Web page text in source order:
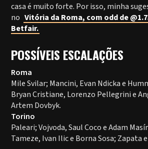
casa é muito forte. Por isso, minha
no Vitória da Roma, com odd de
Betfair.
POSSÍVEIS ESCALAÇÕES
Roma
Mile Svilar; Mancini, Evan Ndicka e
Bryan Cristiane, Lorenzo Pellegrini e
Artem Dovbyk.
Torino
Paleari; Vojvoda, Saul Coco e Adam
Tameze, Ivan Ilic e Borna Sosa; Zapata